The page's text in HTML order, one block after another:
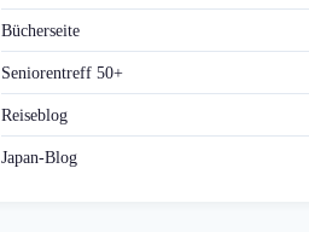
Bücherseite
Seniorentreff 50+
Reiseblog
Japan-Blog